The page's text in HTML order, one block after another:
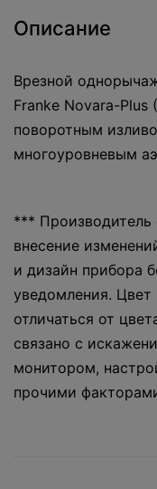
Описание
Врезной
Franke Novara-Plus
поворотным
многоуровневым
*** Производитель
внесение
и дизайн прибора
уведомления.
отличаться от
связано с
монитором,
прочими